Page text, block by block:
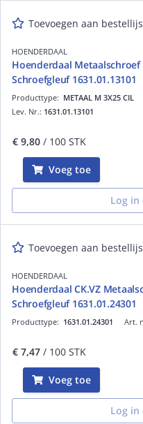
Toevoegen aan
HOENDERDAAL
Hoenderdaal
Schroefgleuf 1631.01.13101
Producttype: METAAL M 3X25 CIL
Lev. Nr.: 1631.01.13101
€ 9,80 / 100 STK
Voeg toe
Log
Toevoegen aan
HOENDERDAAL
Hoenderdaal CK.VZ
Schroefgleuf 1631.01.24301
Art.
Producttype: 1631.01.24301
€ 7,47 / 100 STK
Voeg toe
Log